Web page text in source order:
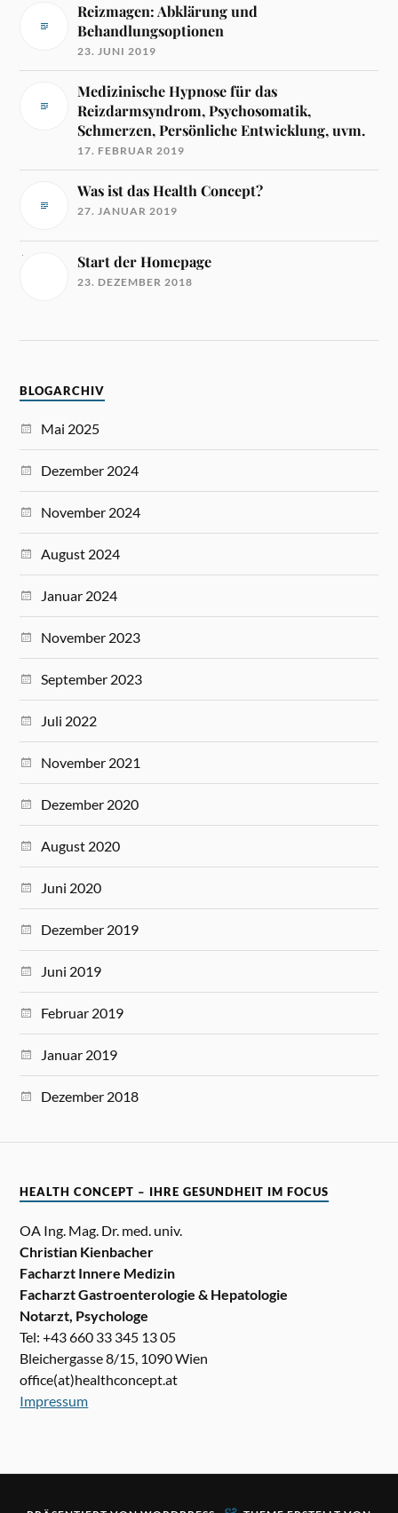
Reizmagen: Abklärung und
Behandlungsoptionen
23. JUNI 2019
Medizinische Hypnose für das
Reizdarmsyndrom, Psychosomatik,
Schmerzen, Persönliche Entwicklung, uvm.
17. FEBRUAR 2019
Was ist das Health Concept?
27. JANUAR 2019
Start der Homepage
23. DEZEMBER 2018
BLOGARCHIV
Mai 2025
Dezember 2024
November 2024
August 2024
Januar 2024
November 2023
September 2023
Juli 2022
November 2021
Dezember 2020
August 2020
Juni 2020
Dezember 2019
Juni 2019
Februar 2019
Januar 2019
Dezember 2018
HEALTH CONCEPT – IHRE GESUNDHEIT IM FOCUS
OA Ing. Mag. Dr. med. univ.
Christian Kienbacher
Facharzt Innere Medizin
Facharzt Gastroenterologie & Hepatologie
Notarzt, Psychologe
Tel: +43 660 33 345 13 05
Bleichergasse 8/15, 1090 Wien
office(at)healthconcept.at
Impressum